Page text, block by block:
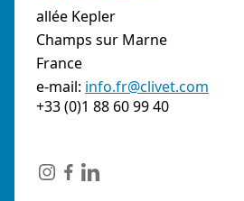
allée Kepler
Champs sur Marne
France
e-mail: info.fr@clivet.com
+33 (0)1 88 60 99 40